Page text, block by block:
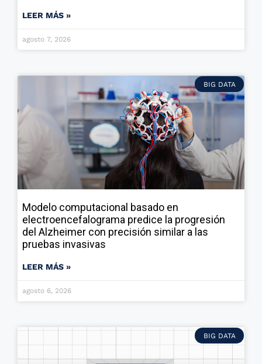
LEER MÁS »
agosto 7, 2026
BIG DATA
Modelo computacional basado en
electroencefalograma predice la progresión
del Alzheimer con precisión similar a las
pruebas invasivas
LEER MÁS »
agosto 6, 2026
BIG DATA